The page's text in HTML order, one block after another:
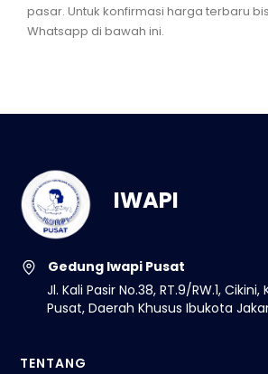
pasar. Untuk konfirmasi harga terbaru
Whatsapp di bawah ini.
IWAPI
Gedung Iwapi Pusat
Jl. Kali Pasir No.38, RT.9/RW.1,
Pusat, Daerah Khusus Ibukota
TENTANG